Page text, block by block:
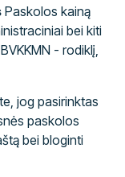
Paskolos kainą
bei kiti
- rodiklį,
jog pasirinktas
paskolos
bei bloginti